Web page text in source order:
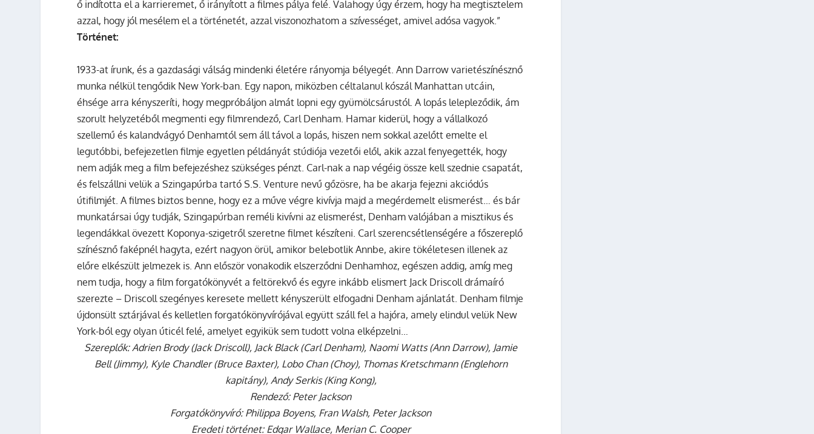
ő indította el a karrieremet, ő irányított a filmes pálya felé. Valahogy úgy érzem, hogy ha megtisztelem
azzal, hogy jól mesélem el a történetét, azzal viszonozhatom a szívességet, amivel adósa vagyok.”
Történet:
1933-at írunk, és a gazdasági válság mindenki életére rányomja bélyegét. Ann Darrow varietészínésznő
munka nélkül tengődik New York-ban. Egy napon, miközben céltalanul kószál Manhattan utcáin,
éhsége arra kényszeríti, hogy megpróbáljon almát lopni egy gyümölcsárustól. A lopás lelepleződik, ám
szorult helyzetéből megmenti egy filmrendező, Carl Denham. Hamar kiderül, hogy a vállalkozó
szellemű és kalandvágyó Denhamtól sem áll távol a lopás, hiszen nem sokkal azelőtt emelte el
legutóbbi, befejezetlen filmje egyetlen példányát stúdiója vezetői elől, akik azzal fenyegették, hogy
nem adják meg a film befejezéshez szükséges pénzt. Carl-nak a nap végéig össze kell szednie csapatát,
és felszállni velük a Szingapúrba tartó S.S. Venture nevű gőzösre, ha be akarja fejezni akciódús
útifilmjét. A filmes biztos benne, hogy ez a műve végre kivívja majd a megérdemelt elismerést… és bár
munkatársai úgy tudják, Szingapúrban reméli kivívni az elismerést, Denham valójában a misztikus és
legendákkal övezett Koponya-szigetről szeretne filmet készíteni. Carl szerencsétlenségére a főszereplő
színésznő faképnél hagyta, ezért nagyon örül, amikor belebotlik Annbe, akire tökéletesen illenek az
előre elkészült jelmezek is. Ann először vonakodik elszerződni Denhamhoz, egészen addig, amíg meg
nem tudja, hogy a film forgatókönyvét a feltörekvő és egyre inkább elismert Jack Driscoll drámaíró
szerezte – Driscoll szegényes keresete mellett kényszerült elfogadni Denham ajánlatát. Denham filmje
újdonsült sztárjával és kelletlen forgatókönyvírójával együtt száll fel a hajóra, amely elindul velük New
York-ból egy olyan úticél felé, amelyet egyikük sem tudott volna elképzelni…
Szereplők: Adrien Brody (Jack Driscoll), Jack Black (Carl Denham), Naomi Watts (Ann Darrow), Jamie
Bell (Jimmy), Kyle Chandler (Bruce Baxter), Lobo Chan (Choy), Thomas Kretschmann (Englehorn
kapitány), Andy Serkis (King Kong),
Rendező: Peter Jackson
Forgatókönyvíró: Philippa Boyens, Fran Walsh, Peter Jackson
Eredeti történet: Edgar Wallace, Merian C. Cooper